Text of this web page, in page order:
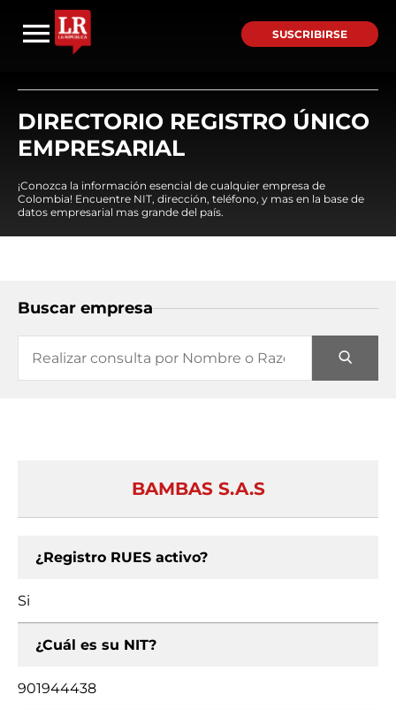
SUSCRIBIRSE
DIRECTORIO REGISTRO ÚNICO
EMPRESARIAL
¡Conozca la información esencial de cualquier empresa de
Colombia! Encuentre NIT, dirección, teléfono, y mas en la base de
datos empresarial mas grande del país.
Buscar empresa
BAMBAS S.A.S
¿Registro RUES activo?
Si
¿Cuál es su NIT?
901944438